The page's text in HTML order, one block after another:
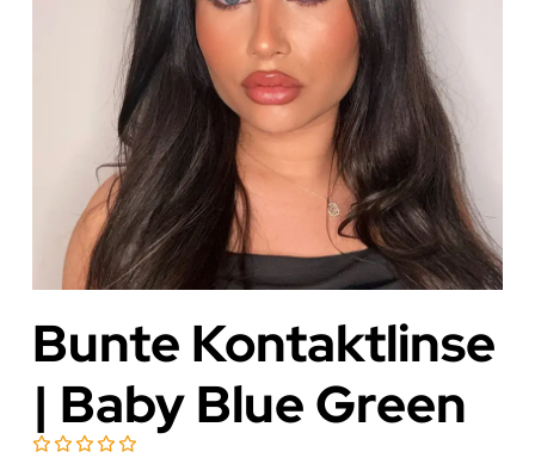
Bunte Kontaktlinse
| Baby Blue Green